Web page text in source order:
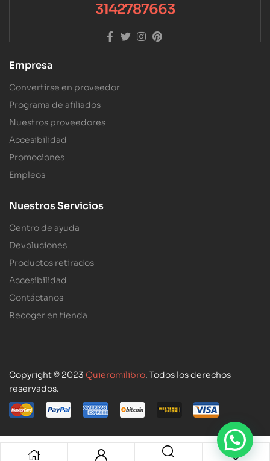
3142787663
Empresa
Convertirse en proveedor
Programa de afiliados
Nuestros proveedores
Accesibilidad
Promociones
Empleos
Nuestros Servicios
Centro de ayuda
Devoluciones
Productos retirados
Accesibilidad
Contáctanos
Recoger en tienda
Copyright © 2023 Quieromilibro. Todos los derechos
reservados.